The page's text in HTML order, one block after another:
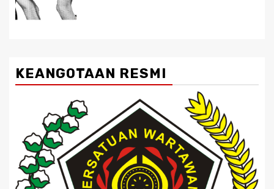
KEANGOTAAN RESMI